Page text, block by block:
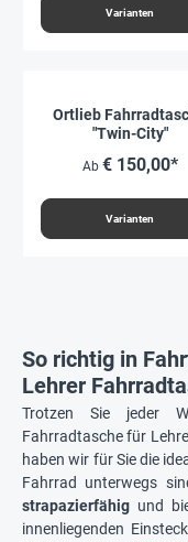
Varianten
Ortlieb
"Twin-City"
Ab € 150,00*
Varianten
So richtig in
Lehrer
Trotzen Sie jeder
Fahrradtasche für
haben wir für Sie die
Fahrrad unterwegs
strapazierfähig und
innenliegenden